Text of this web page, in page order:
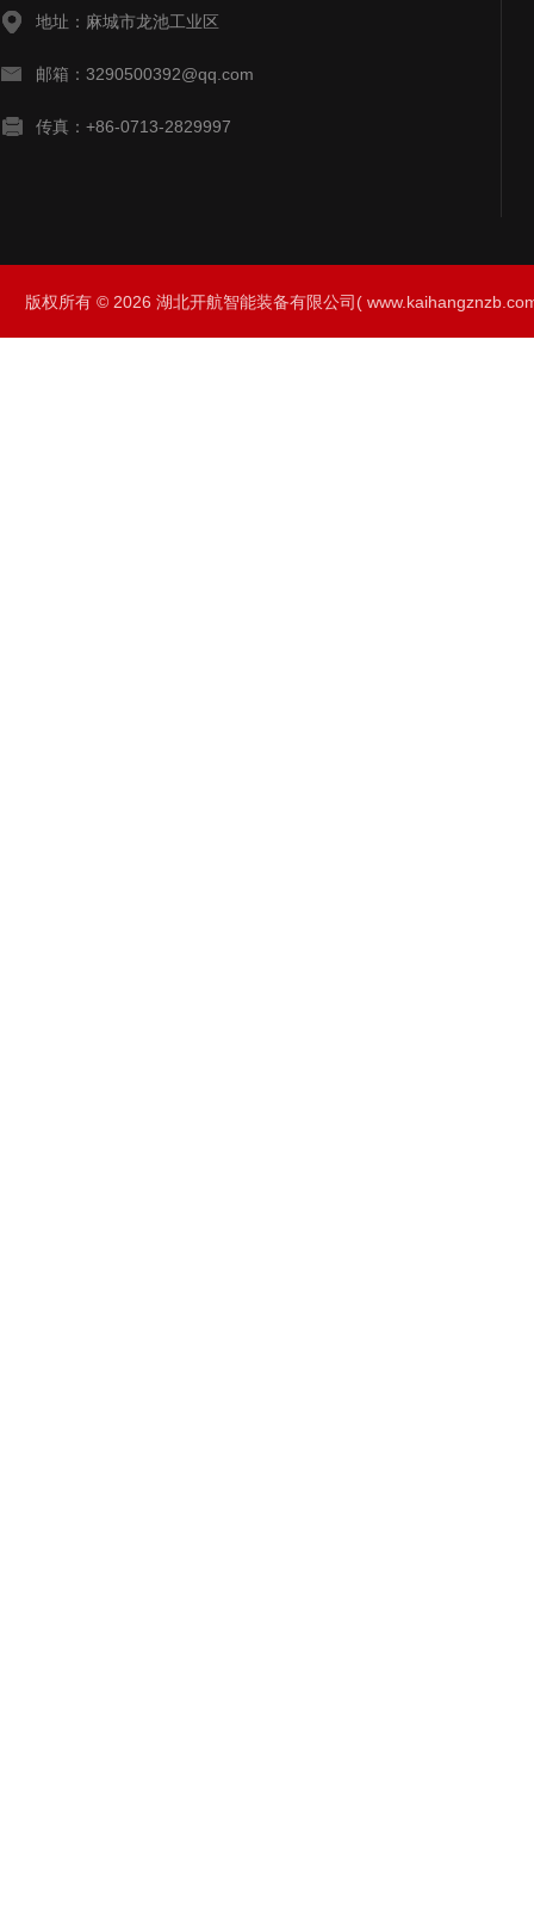
地址：麻城市龙池工业区
邮箱：3290500392@qq.com
传真：+86-0713-2829997
版权所有 © 2026 湖北开航智能装备有限公司(